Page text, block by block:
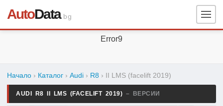
AutoData.bg
Error9
Начало › Каталог › Audi › R8 › II LMS (facelift 2019)
AUDI R8 II LMS (FACELIFT 2019) – ВЕРСИИ